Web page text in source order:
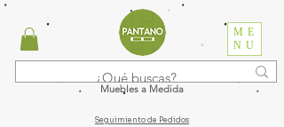
ME
NU
Muebles a Medida
Seguimiento de Pedidos